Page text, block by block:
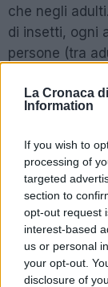
La Cronaca
Information
If you wish to
processing of
targeted
section to
opt-out request
interest-based
us or personal
your opt-out.
disclosure of
che negli
di insetti, ogni
persone (tra
primi 7 mesi
Cosa fare in
In caso di
se è visibile,
(usando le